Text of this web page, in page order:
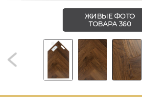
ЖИВЫЕ ФОТО
ТОВАРА 360